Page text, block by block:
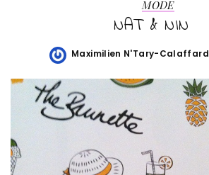
MODE
NAT & NIN
Posted
Maximilien N'Tary-Calaffard